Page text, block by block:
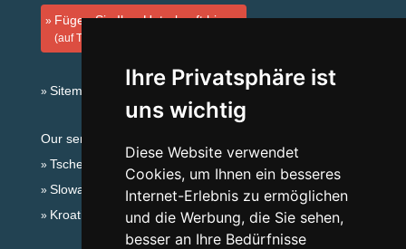
Ihre Privatsphäre ist
uns wichtig
Diese Website verwendet
Cookies, um Ihnen ein besseres
Internet-Erlebnis zu ermöglichen
und die Werbung, die Sie sehen,
besser an Ihre Bedürfnisse
Fügen Sie Ihre Unterkunft hinzu
(auf Tschechisch)
Sitemap
Our servers:
Tschechische Gebirge
Slowakische Gebirge
Kroatien